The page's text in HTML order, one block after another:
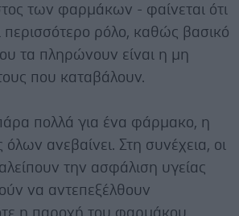
των φαρμάκων - φαίνεται ότι
περισσότερο ρόλο, καθώς βασικό
τα πληρώνουν είναι η μη
που καταβάλουν.
πολλά για ένα φάρμακο, η
ανεβαίνει. Στη συνέχεια, οι
την ασφάλιση υγείας
να αντεπεξέλθουν
η παροχή του φαρμάκου